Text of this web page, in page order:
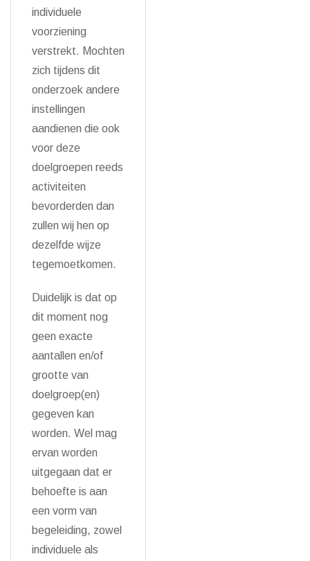
individuele
voorziening
verstrekt. Mochten
zich tijdens dit
onderzoek andere
instellingen
aandienen die ook
voor deze
doelgroepen reeds
activiteiten
bevorderden dan
zullen wij hen op
dezelfde wijze
tegemoetkomen.
Duidelijk is dat op
dit moment nog
geen exacte
aantallen en/of
grootte van
doelgroep(en)
gegeven kan
worden. Wel mag
ervan worden
uitgegaan dat er
behoefte is aan
een vorm van
begeleiding, zowel
individuele als